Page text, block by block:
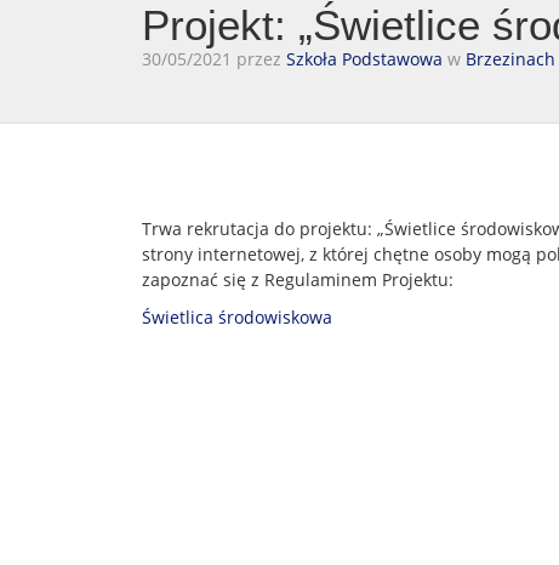
Projekt: „Świetlice
30/05/2021 przez Szkoła Podstawowa w Brzezinach
Trwa rekrutacja do projektu: „Świetlice
strony internetowej, z której chętne osoby mogą
zapoznać się z Regulaminem Projektu:
Świetlica środowiskowa